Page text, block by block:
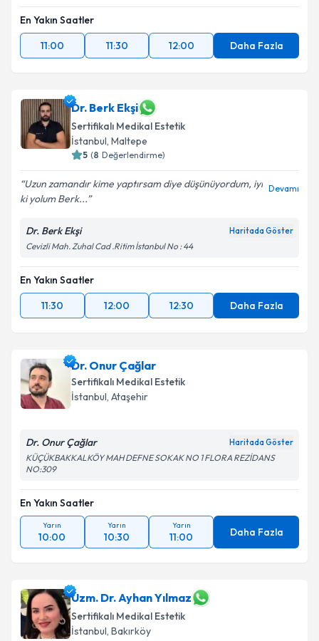
En Yakın Saatler
11:00
11:30 12:00 Daha Fazla
Dr. Berk Ekşi
Sertifikalı Medikal Estetik
İstanbul, Maltepe
5 (8 Değerlendirme)
Uzun zamandır kime yaptırsam diye düşünüyordum, iyi
ki yolum Berk...
Devamı
Dr. Berk Ekşi Haritada Göster
Cevizli Mah. Zuhal Cad .Ritim İstanbul No : 44
En Yakın Saatler
11:30
12:00 12:30 Daha Fazla
Dr. Onur Çağlar
Sertifikalı Medikal Estetik
İstanbul, Ataşehir
Dr. Onur Çağlar Haritada Göster
KÜÇÜKBAKKALKÖY MAH DEFNE SOKAK NO 1 FLORA REZİDANS
NO:309
En Yakın Saatler
Yarın
10:00
Yarın
10:30
Yarın
11:00 Daha Fazla
Uzm. Dr. Ayhan Yılmaz
Sertifikalı Medikal Estetik
İstanbul, Bakırköy